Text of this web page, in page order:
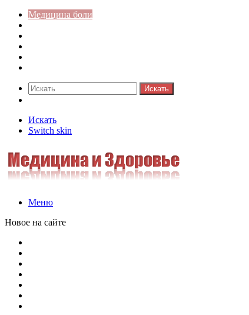
Медицина боли
Искать
Искать
Switch skin
Меню
Новое на сайте